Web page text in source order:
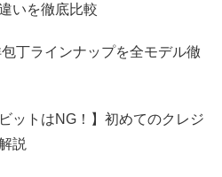
いを徹底比較
丁ラインナップを全モデル徹
ットはNG！】初めてのクレジ
説